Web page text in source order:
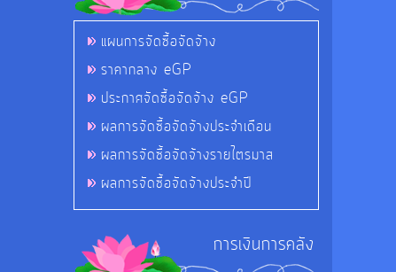
แผนการจัดซื้อจัดจ้าง
ราคากลาง eGP
ประกาศจัดซื้อจัดจ้าง eGP
ผลการจัดซื้อจัดจ้างประจำเดือน
ผลการจัดซื้อจัดจ้างรายไตรมาส
ผลการจัดซื้อจัดจ้างประจำปี
การเงินการคลัง